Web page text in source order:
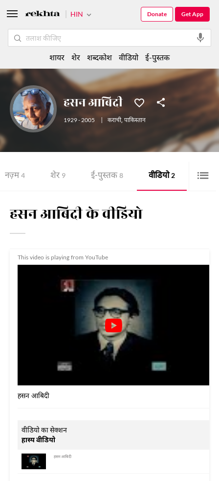
हसन आबिदी
1929 - 2005 कराची, पाकिस्तान
नज़्म 4 शेर 9 ई-पुस्तक 8 वीडियो 2
हसन आबिदी के वीडियो
This video is playing from YouTube
हसन आबिदी
वीडियो का सेक्शन
हास्य वीडियो
हसन आबिदी
HIN Get App
Donate
शायर शेर शब्दकोश वीडियो ई-पुस्तक